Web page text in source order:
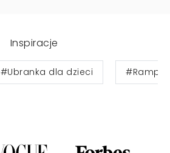
Inspiracje
#Ubranka dla dzieci